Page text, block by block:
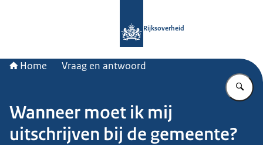
Rijksoverheid
Home Vraag en antwoord
Wanneer moet ik mij
uitschrijven bij de gemeente?